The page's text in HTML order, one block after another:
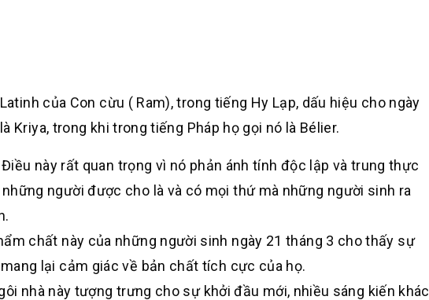
của Con cừu ( Ram), trong tiếng Hy Lạp, dấu hiệu cho ngày
Kriya, trong khi trong tiếng Pháp họ gọi nó là Bélier.
này rất quan trọng vì nó phản ánh tính độc lập và trung thực
người được cho là và có mọi thứ mà những người sinh ra
chất này của những người sinh ngày 21 tháng 3 cho thấy sự
lại cảm giác về bản chất tích cực của họ.
nhà này tượng trưng cho sự khởi đầu mới, nhiều sáng kiến khác